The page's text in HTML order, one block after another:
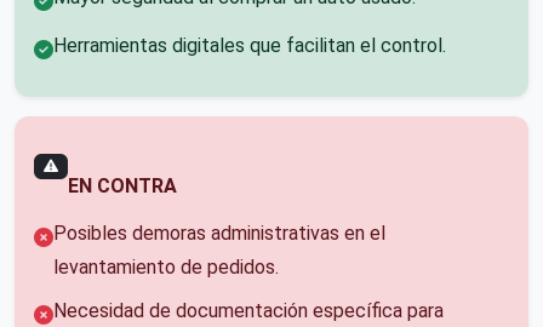
Herramientas digitales que facilitan el control.
EN CONTRA
Posibles demoras administrativas en el
levantamiento de pedidos.
Necesidad de documentación específica para